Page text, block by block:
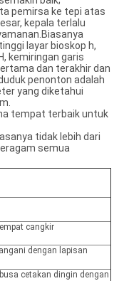
pemirsa ke tepi atas
kepala terlalu
layar bioskop h,
kemiringan garis
dan terakhir dan
penonton adalah
yang diketahui
tempat terbaik untuk
tidak lebih dari
semua
cangkir
dengan lapisan
cetakan dingin dengan